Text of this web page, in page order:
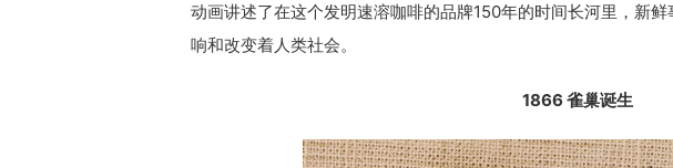
动画讲述了在这个发明速溶咖啡的品牌150年的时间长河里，新
响和改变着人类社会。
1866 雀巢诞生